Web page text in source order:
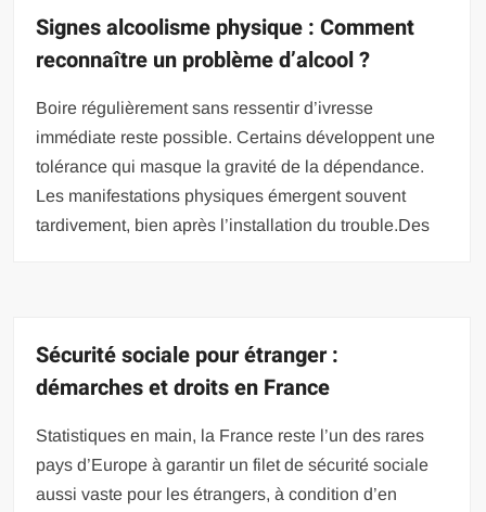
Signes alcoolisme physique : Comment
reconnaître un problème d’alcool ?
Boire régulièrement sans ressentir d’ivresse
immédiate reste possible. Certains développent une
tolérance qui masque la gravité de la dépendance.
Les manifestations physiques émergent souvent
tardivement, bien après l’installation du trouble.Des
Sécurité sociale pour étranger :
démarches et droits en France
Statistiques en main, la France reste l’un des rares
pays d’Europe à garantir un filet de sécurité sociale
aussi vaste pour les étrangers, à condition d’en